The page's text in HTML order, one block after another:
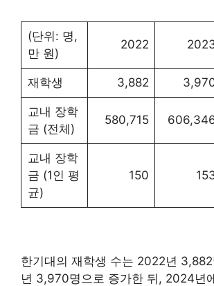
(단위: 명,
만 원)
2022
재학생 3,882
교내 장학
금 (전체)
580,715
교내 장학
금 (1인 평
균)
150
한기대의 재학생 수는 2022년
년 3,970명으로 증가한 뒤, 2024년